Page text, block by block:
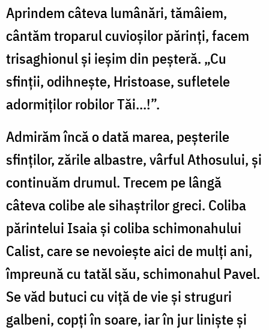
Aprindem câteva lumânări, tămâiem,
cântăm troparul cuvioşilor părinți, facem
trisaghionul și ieşim din peșteră. „Cu
sfinții, odihnește, Hristoase, sufletele
adormiților robilor Tăi...!”.
Admirăm încă o dată marea, peșterile
sfinților, zările albastre, vârful Athosului, și
continuăm drumul. Trecem pe lângă
câteva colibe ale sihaștrilor greci. Coliba
părintelui Isaia şi coliba schimonahului
Calist, care se nevoiește aici de mulți ani,
împreună cu tatăl său, schimonahul Pavel.
Se văd butuci cu viţă de vie și struguri
galbeni, copți în soare, iar în jur linişte și